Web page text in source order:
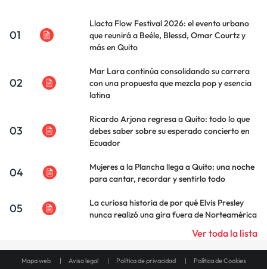
01
Llacta Flow Festival 2026: el evento urbano
que reunirá a Beéle, Blessd, Omar Courtz y
más en Quito
02
Mar Lara continúa consolidando su carrera
con una propuesta que mezcla pop y esencia
latina
03
Ricardo Arjona regresa a Quito: todo lo que
debes saber sobre su esperado concierto en
Ecuador
04
Mujeres a la Plancha llega a Quito: una noche
para cantar, recordar y sentirlo todo
05
La curiosa historia de por qué Elvis Presley
nunca realizó una gira fuera de Norteamérica
Ver toda la lista
Mapa web Aviso legal Política de privacidad Política de Cookies